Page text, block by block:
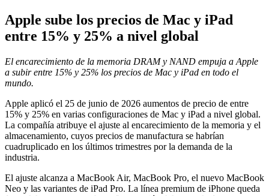
Apple sube los precios de Mac y iPad
entre 15% y 25% a nivel global
El encarecimiento de la memoria DRAM y NAND empuja a Apple
a subir entre 15% y 25% los precios de Mac y iPad en todo el
mundo.
Apple aplicó el 25 de junio de 2026 aumentos de precio de entre
15% y 25% en varias configuraciones de Mac y iPad a nivel global.
La compañía atribuye el ajuste al encarecimiento de la memoria y el
almacenamiento, cuyos precios de manufactura se habrían
cuadruplicado en los últimos trimestres por la demanda de la
industria.
El ajuste alcanza a MacBook Air, MacBook Pro, el nuevo MacBook
Neo y las variantes de iPad Pro. La línea premium de iPhone queda